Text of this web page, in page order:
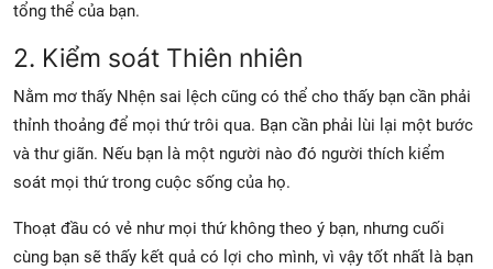
tổng thể của bạn.
2. Kiểm soát Thiên nhiên
Nằm mơ thấy Nhện sai lệch cũng có thể cho thấy bạn cần phải
thỉnh thoảng để mọi thứ trôi qua. Bạn cần phải lùi lại một bước
và thư giãn. Nếu bạn là một người nào đó người thích kiểm
soát mọi thứ trong cuộc sống của họ.
Thoạt đầu có vẻ như mọi thứ không theo ý bạn, nhưng cuối
cùng bạn sẽ thấy kết quả có lợi cho mình, vì vậy tốt nhất là bạn